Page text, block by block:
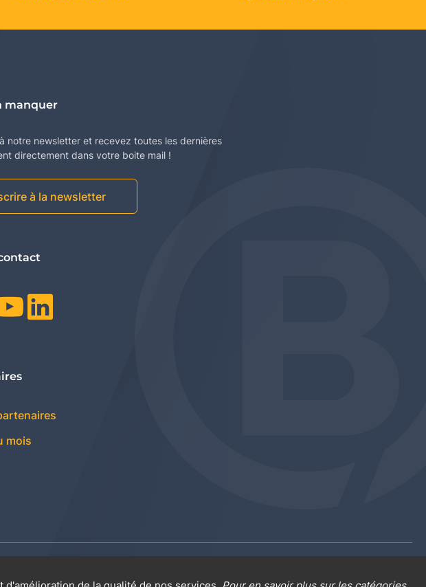
manquer
notre newsletter et recevez toutes les dernières
directement dans votre boite mail !
à la newsletter
Youtube
mois